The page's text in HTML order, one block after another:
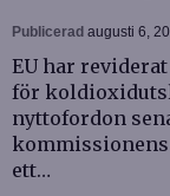
Publicerad augusti 6,
EU har
för
nyttofordon
ett…